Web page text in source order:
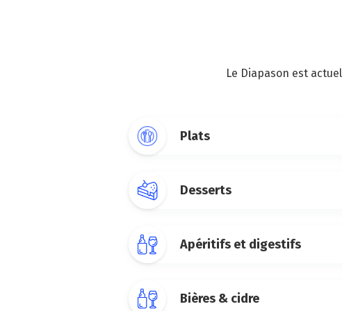
Le Diapason est
Plats
Desserts
Apéritifs et digestifs
Bières & cidre